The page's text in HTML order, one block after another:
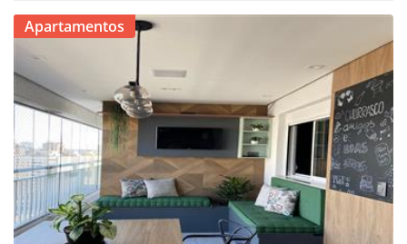
Apartamentos